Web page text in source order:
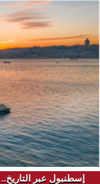
إسطنبول عبر